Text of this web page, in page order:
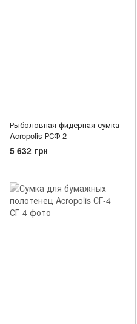
Рыболовная фидерная сумка
Acropolis РСФ-2
5 632 грн